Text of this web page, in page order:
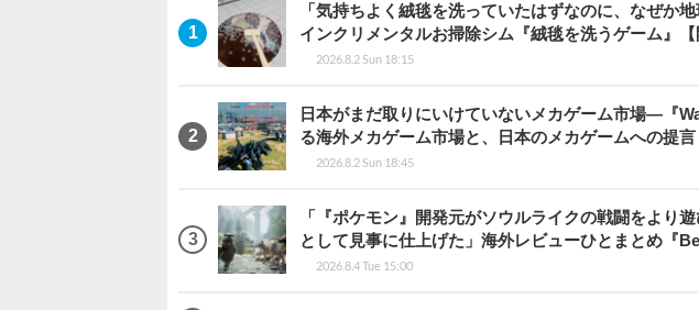
「気持ちよく絨毯を洗っていたはずなのに、なぜか
インクリメンタルお掃除シム『絨毯を洗うゲーム』【
2026.8.2 Sun 18:15
日本がまだ取りにいけていないメカゲーム市場―『
る海外メカゲーム市場と、日本のメカゲームへの提
2026.8.2 Sun 18:45
「『ポケモン』開発元がソウルライクの戦闘をより
として見事に仕上げた」海外レビューひとまとめ『
2026.8.4 Tue 15:00